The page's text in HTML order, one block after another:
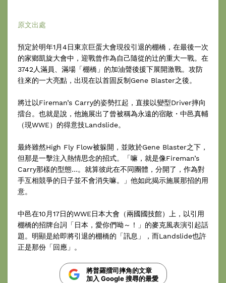
原文出處
預定於明年1月4日東京巨蛋大會現役引退的棚橋，在最後一次
的家鄉凱旋大會中，迎戰曾作為自己隨從的辻的重大一戰。在
3742人滿員、滿場「棚橋」的加油聲後援下展開激戰。攻防
往來的一大亮點，出現在以首固反制Gene Blaster之後。
將辻以Fireman’s Carry的姿勢扛起，直接以變型Driver摔向
擂台。也就是說，他施展出了曾被稱為永遠的宿敵・中邑真輔
（現WWE）的得意技Landslide。
最終雖然High Fly Flow被躲開，並敗於Gene Blaster之下，
但那是一擊注入熱情思念的招式。「嘛，就是像Fireman’s
Carry那樣的型態…。就算彼此在不同團體，分開了，作為對
手互相競爭的日子並不會消失嘛。」他如此揭示施展那招的用
意。
中邑在10月17日的WWE日本大會（兩國國技館）上，以引用
棚橋的招牌台詞「日本，愛你們呦～！」的麥克風表演引起話
題。明顯是給即將引退的棚橋的「訊息」，而Landslide也許
正是那份「回應」。
將普羅擂司摔角的文章
加入 Google 搜尋的最愛